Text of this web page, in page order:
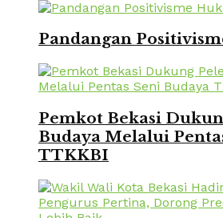
Pandangan
Pemkot Bekasi
Budaya Melalui
TTKKBI